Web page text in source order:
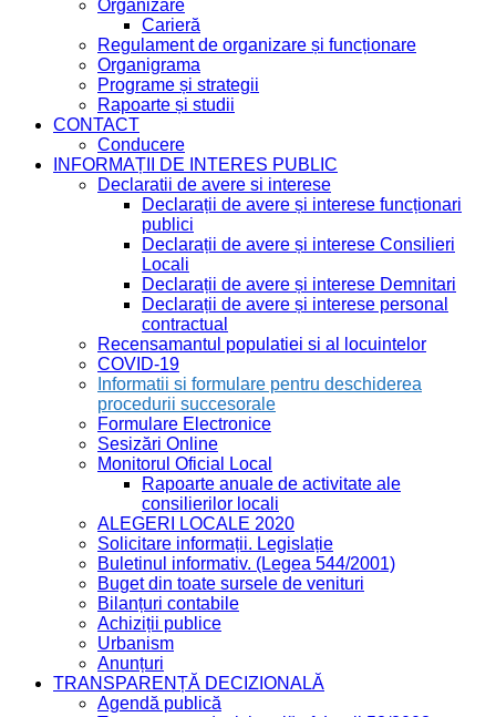
Organizare
Carieră
Regulament de organizare și funcționare
Organigrama
Programe și strategii
Rapoarte și studii
CONTACT
Conducere
INFORMAȚII DE INTERES PUBLIC
Declaratii de avere si interese
Declarații de avere și interese funcționari
publici
Declarații de avere și interese Consilieri
Locali
Declarații de avere și interese Demnitari
Declarații de avere și interese personal
contractual
Recensamantul populatiei si al locuintelor
COVID-19
Informatii si formulare pentru deschiderea
procedurii succesorale
Formulare Electronice
Sesizări Online
Monitorul Oficial Local
Rapoarte anuale de activitate ale
consilierilor locali
ALEGERI LOCALE 2020
Solicitare informații. Legislație
Buletinul informativ. (Legea 544/2001)
Buget din toate sursele de venituri
Bilanțuri contabile
Achiziții publice
Urbanism
Anunțuri
TRANSPARENȚĂ DECIZIONALĂ
Agendă publică